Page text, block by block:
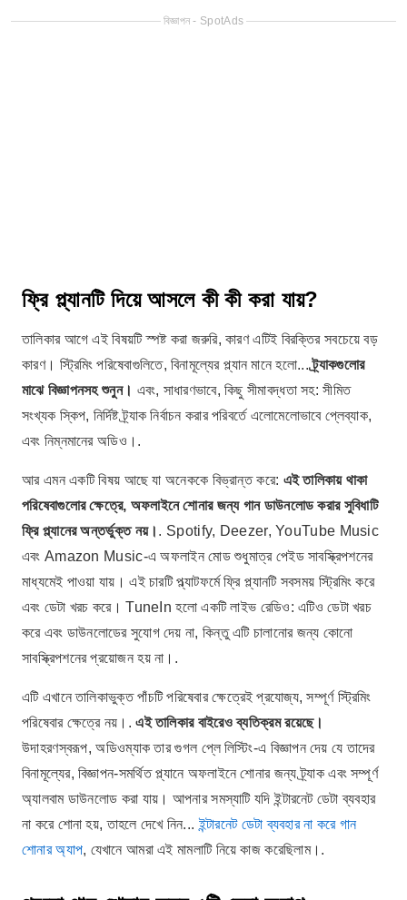
বিজ্ঞাপন - SpotAds
ফ্রি প্ল্যানটি দিয়ে আসলে কী কী করা যায়?
তালিকার আগে এই বিষয়টি স্পষ্ট করা জরুরি, কারণ এটিই বিরক্তির সবচেয়ে বড়
কারণ। স্ট্রিমিং পরিষেবাগুলিতে, বিনামূল্যের প্ল্যান মানে হলো...ট্র্যাকগুলোর
মাঝে বিজ্ঞাপনসহ শুনুন। এবং, সাধারণভাবে, কিছু সীমাবদ্ধতা সহ: সীমিত
সংখ্যক স্কিপ, নির্দিষ্ট ট্র্যাক নির্বাচন করার পরিবর্তে এলোমেলোভাবে প্লেব্যাক,
এবং নিম্নমানের অডিও।.
আর এমন একটি বিষয় আছে যা অনেককে বিভ্রান্ত করে: এই তালিকায় থাকা
পরিষেবাগুলোর ক্ষেত্রে, অফলাইনে শোনার জন্য গান ডাউনলোড করার সুবিধাটি
ফ্রি প্ল্যানের অন্তর্ভুক্ত নয়। . Spotify, Deezer, YouTube Music
এবং Amazon Music-এ অফলাইন মোড শুধুমাত্র পেইড সাবস্ক্রিপশনের
মাধ্যমেই পাওয়া যায়। এই চারটি প্ল্যাটফর্মে ফ্রি প্ল্যানটি সবসময় স্ট্রিমিং করে
এবং ডেটা খরচ করে। TuneIn হলো একটি লাইভ রেডিও: এটিও ডেটা খরচ
করে এবং ডাউনলোডের সুযোগ দেয় না, কিন্তু এটি চালানোর জন্য কোনো
সাবস্ক্রিপশনের প্রয়োজন হয় না।.
এটি এখানে তালিকাভুক্ত পাঁচটি পরিষেবার ক্ষেত্রেই প্রযোজ্য, সম্পূর্ণ স্ট্রিমিং
পরিষেবার ক্ষেত্রে নয়।.এই তালিকার বাইরেও ব্যতিক্রম রয়েছে।
উদাহরণস্বরূপ, অডিওম্যাক তার গুগল প্লে লিস্টিং-এ বিজ্ঞাপন দেয় যে তাদের
বিনামূল্যের, বিজ্ঞাপন-সমর্থিত প্ল্যানে অফলাইনে শোনার জন্য ট্র্যাক এবং সম্পূর্ণ
অ্যালবাম ডাউনলোড করা যায়। আপনার সমস্যাটি যদি ইন্টারনেট ডেটা ব্যবহার
না করে শোনা হয়, তাহলে দেখে নিন...ইন্টারনেট ডেটা ব্যবহার না করে গান
শোনার অ্যাপ, যেখানে আমরা এই মামলাটি নিয়ে কাজ করেছিলাম।.